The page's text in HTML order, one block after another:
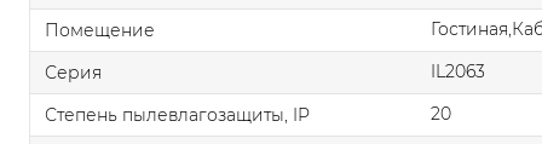
Помещение
Серия
IL2063
Степень пылевлагозащиты, IP
20